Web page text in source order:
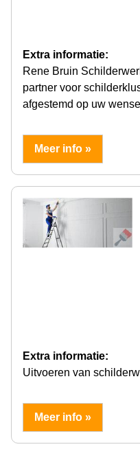
Extra informatie:
Rene Bruin
partner voor
afgestemd op uw
Meer info »
Extra informatie:
Uitvoeren van
Meer info »